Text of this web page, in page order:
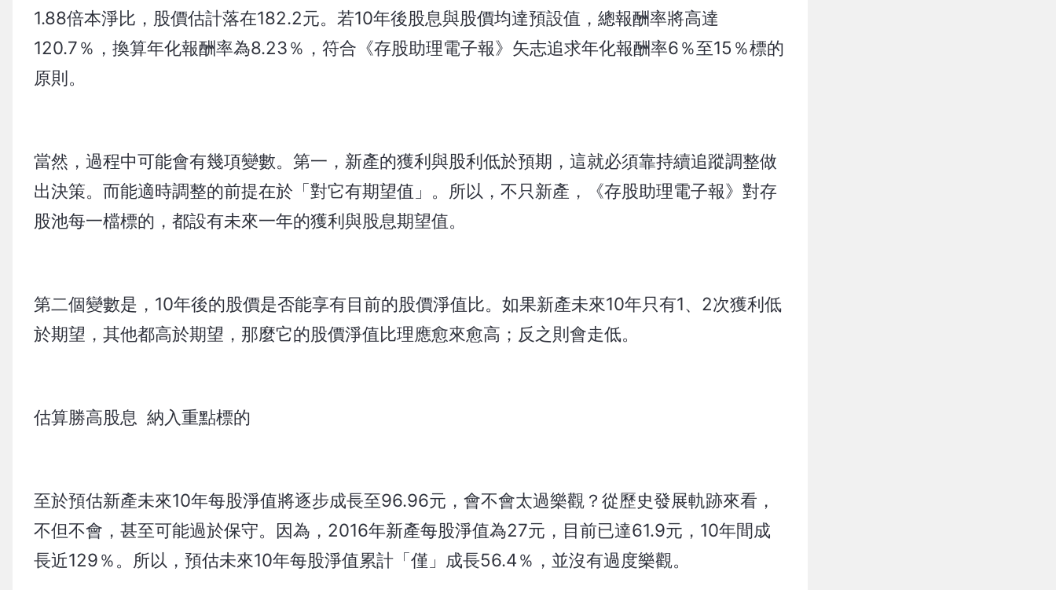
1.88倍本淨比，股價估計落在182.2元。若10年後股息與股價均達預設值，總報酬率將高達
120.7％，換算年化報酬率為8.23％，符合《存股助理電子報》矢志追求年化報酬率6％至15％標的
原則。
當然，過程中可能會有幾項變數。第一，新產的獲利與股利低於預期，這就必須靠持續追蹤調整做
出決策。而能適時調整的前提在於「對它有期望值」。所以，不只新產，《存股助理電子報》對存
股池每一檔標的，都設有未來一年的獲利與股息期望值。
第二個變數是，10年後的股價是否能享有目前的股價淨值比。如果新產未來10年只有1、2次獲利低
於期望，其他都高於期望，那麼它的股價淨值比理應愈來愈高；反之則會走低。
估算勝高股息 納入重點標的
至於預估新產未來10年每股淨值將逐步成長至96.96元，會不會太過樂觀？從歷史發展軌跡來看，
不但不會，甚至可能過於保守。因為，2016年新產每股淨值為27元，目前已達61.9元，10年間成
長近129％。所以，預估未來10年每股淨值累計「僅」成長56.4％，並沒有過度樂觀。